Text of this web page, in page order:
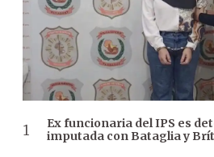
Ex funcionaria del IPS es
imputada con Bataglia y